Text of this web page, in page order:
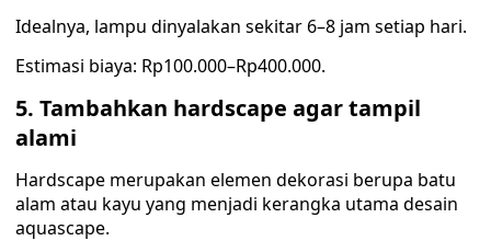
Idealnya, lampu dinyalakan sekitar 6–8 jam setiap hari.
Estimasi biaya: Rp100.000–Rp400.000.
5. Tambahkan hardscape agar tampil
alami
Hardscape merupakan elemen dekorasi berupa batu
alam atau kayu yang menjadi kerangka utama desain
aquascape.